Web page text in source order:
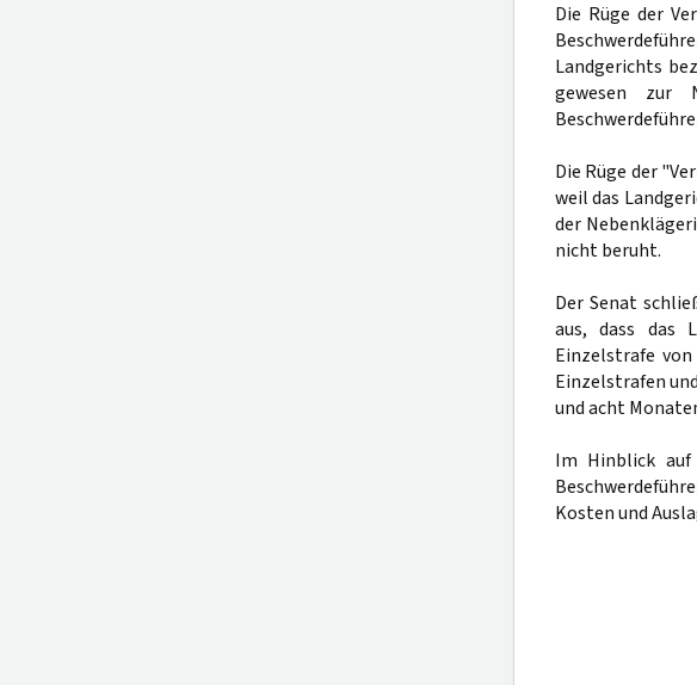
Die Rüge der
Landgerichts
gewesen zur
Die Rüge der
weil das
der
nicht beruht.
Der Senat
aus, dass das
Einzelstrafe
Einzelstrafen
und acht
Im Hinblick
Kosten und